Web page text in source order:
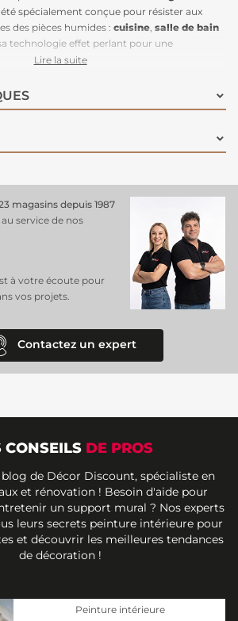
été spécialement conçue pour résister aux
des pièces humides : cuisine salle de bain
technologie effet perlant pour une
aux traces d'eau, l'eau ne pénètre pas le support
résistante aux graisses et à
suffisent à garantir des murs d'une propreté
peinture est également concentrée en
permet une granderésistance aux
la teinteBeige Pierre de Lune Satinest une
décoration et apporte une ambiance
Lire la suite
magasins depuis 1987
au service de nos
à votre écoute pour
vos projets.
Contactez un expert
CONSEILS DE PROS
de Décor Discount, spécialiste en
et rénovation ! Besoin d'aide pour
un support mural ? Nos experts
leurs secrets peinture intérieure pour
et découvrir les meilleures tendances
de décoration !
Peinture intérieure